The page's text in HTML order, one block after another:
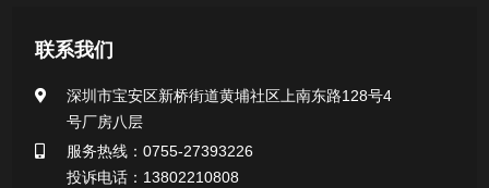
医用无菌采样拭子系列
一次性使用采样器系列
微生物样本保存液（通用运输传媒介质）系列
联系我们
深圳市宝安区新桥街道黄埔社区上南东路128号4
号厂房八层
服务热线：0755-27393226
投诉电话：13802210808